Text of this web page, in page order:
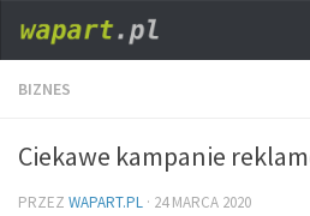
BIZNES
Ciekawe kampanie
PRZEZ WAPART.PL · 24 MARCA 2020